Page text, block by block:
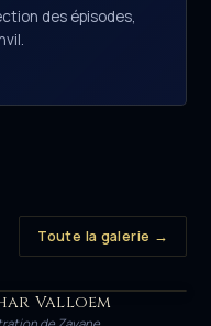
des épisodes,
Toute la galerie →
Valloem